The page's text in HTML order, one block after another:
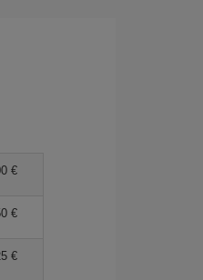
€
€
€